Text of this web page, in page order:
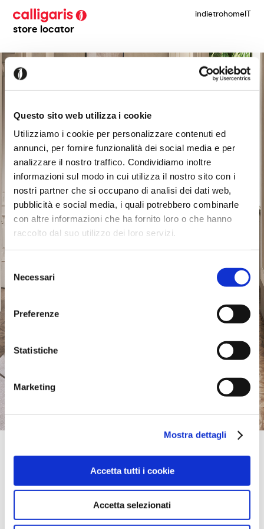
Questo sito web utilizza i cookie
Utilizziamo i cookie per personalizzare contenuti ed
annunci, per fornire funzionalità dei social media e per
analizzare il nostro traffico. Condividiamo inoltre
informazioni sul modo in cui utilizza il nostro sito con i
nostri partner che si occupano di analisi dei dati web,
pubblicità e social media, i quali potrebbero combinarle
con altre informazioni che ha fornito loro o che hanno
raccolto dal suo utilizzo dei loro servizi.
Selezione
del
consenso
Necessari
Preferenze
Statistiche
Marketing
Mostra dettagli
Accetta tutti i cookie
Accetta selezionati
store locator
indietrohomeIT
Tyrone
3 MAIN STREET CHARLEMONT,
portami qui